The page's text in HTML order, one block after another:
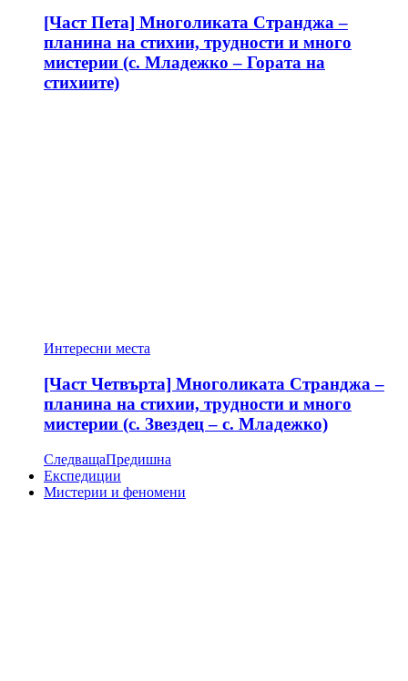
[Част Пета] Многоликата Странджа –
планина на стихии, трудности и много
мистерии (с. Младежко – Гората на
стихиите)
Интересни места
[Част Четвърта] Многоликата Странджа –
планина на стихии, трудности и много
мистерии (с. Звездец – с. Младежко)
СледващаПредишна
Експедиции
Мистерии и феномени